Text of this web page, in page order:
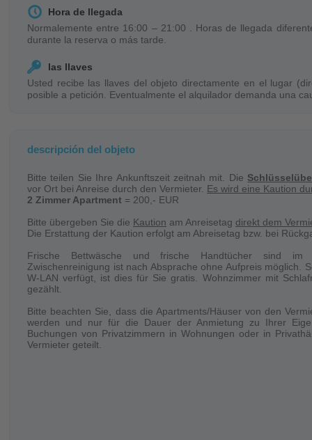
Hora de llegada
Normalemente entre 16:00 – 21:00 . Horas de llegada
durante la reserva o más tarde.
las llaves
Usted recibe las llaves del objeto directamente en el lugar
posible a petición. Eventualmente el alquilador demanda una
En caso de un cambio de personas durante su reserva habrá
Limpia
El objeto sera limpiado regularmente en su ausencia.
Ropa de cama / Toallas
cambiado cada cuarto día sin embargo las toallas seran
principio de su estadía.
Su estadía
Solo el número de personas reservado está permitido
descripción del objeto
Bitte teilen Sie Ihre Ankunftszeit zeitnah mit. Die
vor Ort bei Anreise durch den Vermieter. Es wird eine Kaution
2 Zimmer Apartment = 200,- EUR
Bitte übergeben Sie die Kaution am Anreisetag direkt dem
Die Erstattung der Kaution erfolgt am Abreisetag bzw. bei
Frische Bettwäsche und frische Handtücher sind im
Zwischenreinigung ist nach Absprache ohne Aufpreis möglich.
W-LAN verfügt, ist dies für Sie gratis. Wohnzimmer mit
gezählt.
Bitte beachten Sie, dass die Apartments/Häuser von den
werden und nur für die Dauer der Anmietung zu Ihrer
Buchungen von Privatzimmern in Wohnungen oder in
Vermieter geteilt.